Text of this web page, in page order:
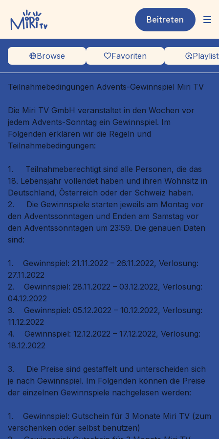
Beitreten
Browse Favoriten
Teilnahmebedingungen Advents-Gewinnspiel Miri TV
Die Miri TV GmbH veranstaltet in den Wochen vor
jedem Advents-Sonntag ein Gewinnspiel. Im
Folgenden erklären wir die Regeln und
Teilnahmebedingungen:
1.
Teilnahmeberechtigt sind alle Personen, die das
18. Lebensjahr vollendet haben und ihren Wohnsitz in
Deutschland, Österreich oder der Schweiz haben.
2.
Die Gewinnspiele starten jeweils am Montag vor
den Adventssonntagen und Enden am Samstag vor
den Adventssonntagen um 23:59. Die genauen Daten
sind:
1.
Gewinnspiel: 21.11.2022 – 26.11.2022, Verlosung:
27.11.2022
2.
Gewinnspiel: 28.11.2022 – 03.12.2022, Verlosung:
04.12.2022
3.
Gewinnspiel: 05.12.2022 – 10.12.2022, Verlosung:
11.12.2022
4.
Gewinnspiel: 12.12.2022 – 17.12.2022, Verlosung:
18.12.2022
3.
Die Preise sind gestaffelt und unterscheiden sich
je nach Gewinnspiel. Im Folgenden können die Preise
der einzelnen Gewinnspiele nachgelesen werden:
1.
Gewinnspiel: Gutschein für 3 Monate Miri TV (zum
verschenken oder selbst benutzen)